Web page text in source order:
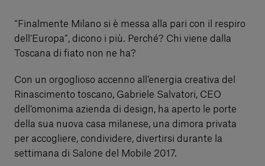
“Finalmente Milano si è messa alla pari con il respiro
dell’Europa”, dicono i più. Perché? Chi viene dalla
Toscana di fiato non ne ha?
Con un orgoglioso accenno all’energia creativa del
Rinascimento toscano, Gabriele Salvatori, CEO
dell’omonima azienda di design, ha aperto le porte
della sua nuova casa milanese, una dimora privata
per accogliere, condividere, divertirsi durante la
settimana di Salone del Mobile 2017.